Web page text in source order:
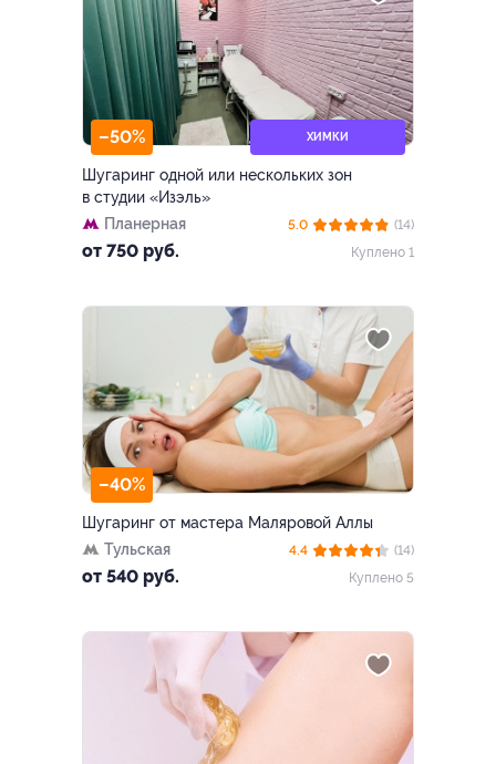
–50% ХИМКИ
Шугаринг одной или нескольких зон
в студии «Изэль»
Планерная
от 750 руб.
5.0
(14)
Куплено 1
–40%
Шугаринг от мастера Маляровой Аллы
Тульская
от 540 руб.
4.4
(14)
Куплено 5